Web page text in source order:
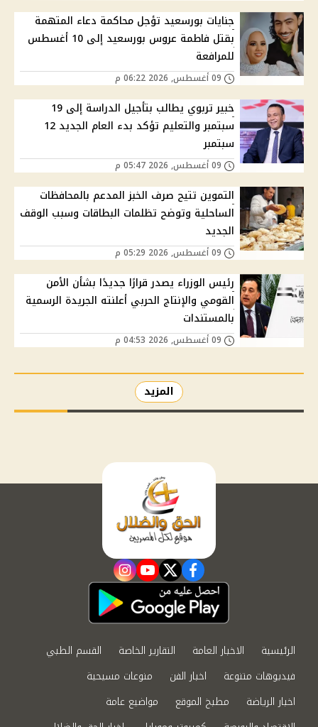
جنايات بورسعيد تؤجل محاكمة دعاء المتهمة
بقتل فاطمة عروس بورسعيد إلى 10 أغسطس
للمرافعة
خبير تربوي يطالب بتأجيل الدراسة إلى 19
سبتمبر والتعليم تؤكد بدء العام الجديد 12
سبتمبر
التموين تتيح صرف الخبز المدعم بالمحافظات
الساحلية وتوضح تظلمات البطاقات وسبب الوقف
الجديد
رئيس الوزراء يصدر قرارًا جديدًا بشأن الأمن
القومي والإنتاج الحربي أعلنته الجريدة الرسمية
بالمستندات
المزيد
facebook
twitter
youtube
instagram
الرئيسية الاخبار العامة التقارير الخاصة
القسم الطبي
فيديوهات متنوعة
اخبار الفن
منوعات مسيحية
اخبار الرياضة
مطبخ الموقع
مواضيع عامة